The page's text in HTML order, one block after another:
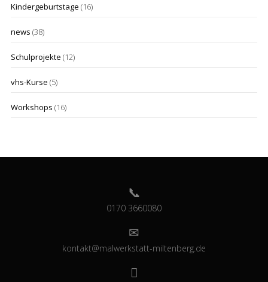
Kindergeburtstage (16)
news (38)
Schulprojekte (12)
vhs-Kurse (5)
Workshops (16)
0170 3660080
kontakt@malwerkstatt-miltenberg.de